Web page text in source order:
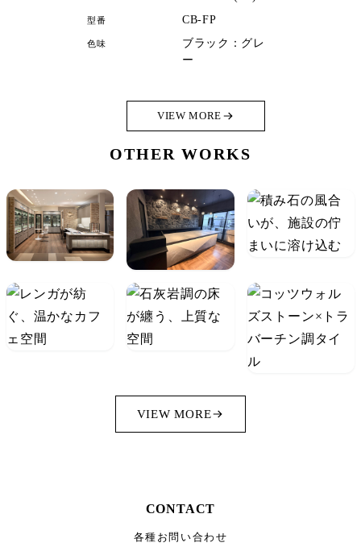
型番 CB-FP
色味
ブラック：グレ
ー
VIEW MORE
OTHER WORKS
VIEW MORE
CONTACT
各種お問い合わせ